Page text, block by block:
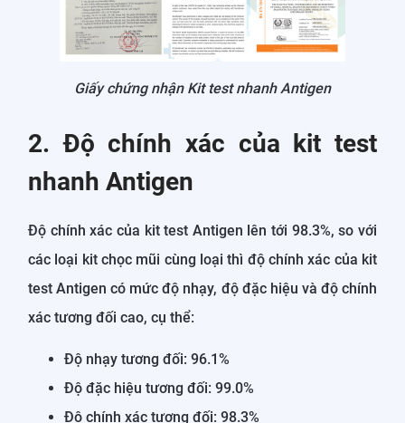
Giấy chứng nhận Kit test nhanh Antigen
2. Độ chính xác của kit test
nhanh Antigen
Độ chính xác của kit test Antigen lên tới 98.3%, so với
các loại kit chọc mũi cùng loại thì độ chính xác của kit
test Antigen có mức độ nhạy, độ đặc hiệu và độ chính
xác tương đối cao, cụ thể:
Độ nhạy tương đối: 96.1%
Độ đặc hiệu tương đối: 99.0%
Độ chính xác tương đối: 98.3%